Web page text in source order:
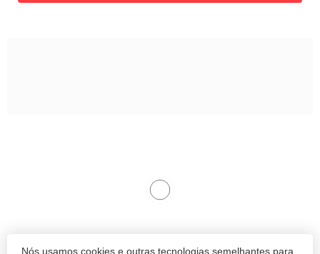
Nós usamos cookies e outras tecnologias semelhantes para